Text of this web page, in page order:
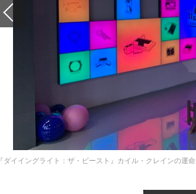
『ダイイングライト：ザ・ビースト』カイル・クレインの